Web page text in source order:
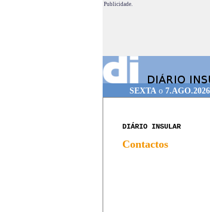
Publicidade.
SEXTAo 7.AGO.2026
DIÁRIO INSULAR
Contactos